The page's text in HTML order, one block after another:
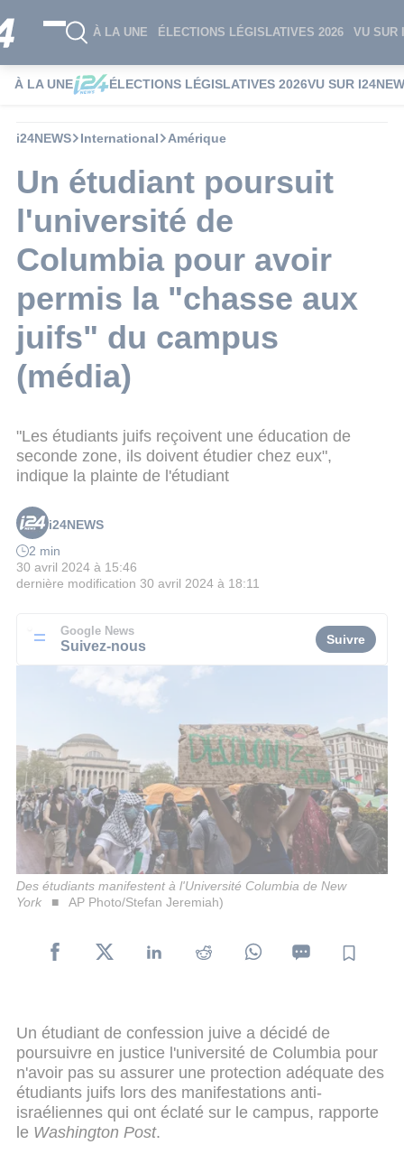
À LA UNE ÉLECTIONS LÉGISLATIVES 2026 VU SUR
À LA UNE ÉLECTIONS LÉGISLATIVES 2026VU SUR
i24NEWS International Amérique
Un étudiant poursuit
l'université de
Columbia pour avoir
permis la "chasse aux
juifs" du campus
(média)
"Les étudiants juifs reçoivent une éducation de
seconde zone, ils doivent étudier chez eux",
indique la plainte de l'étudiant
i24NEWS
2 min
30 avril 2024 à 15:46
dernière modification 30 avril 2024 à 18:11
Google News
Suivez-nous Suivre
Des étudiants manifestent à l'Université Columbia de New
York
AP Photo/Stefan Jeremiah)
Un étudiant de confession juive a décidé de
poursuivre en justice l'université de Columbia pour
n'avoir pas su assurer une protection adéquate des
étudiants juifs lors des manifestations anti-
israéliennes qui ont éclaté sur le campus, rapporte
le Washington Post.